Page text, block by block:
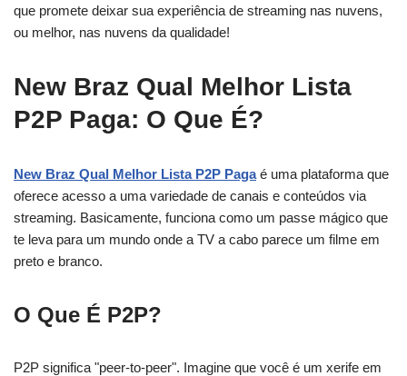
que promete deixar sua experiência de streaming nas nuvens,
ou melhor, nas nuvens da qualidade!
New Braz Qual Melhor Lista
P2P Paga: O Que É?
New Braz Qual Melhor Lista P2P Pagaé uma plataforma que
oferece acesso a uma variedade de canais e conteúdos via
streaming. Basicamente, funciona como um passe mágico que
te leva para um mundo onde a TV a cabo parece um filme em
preto e branco.
O Que É P2P?
P2P significa "peer-to-peer". Imagine que você é um xerife em